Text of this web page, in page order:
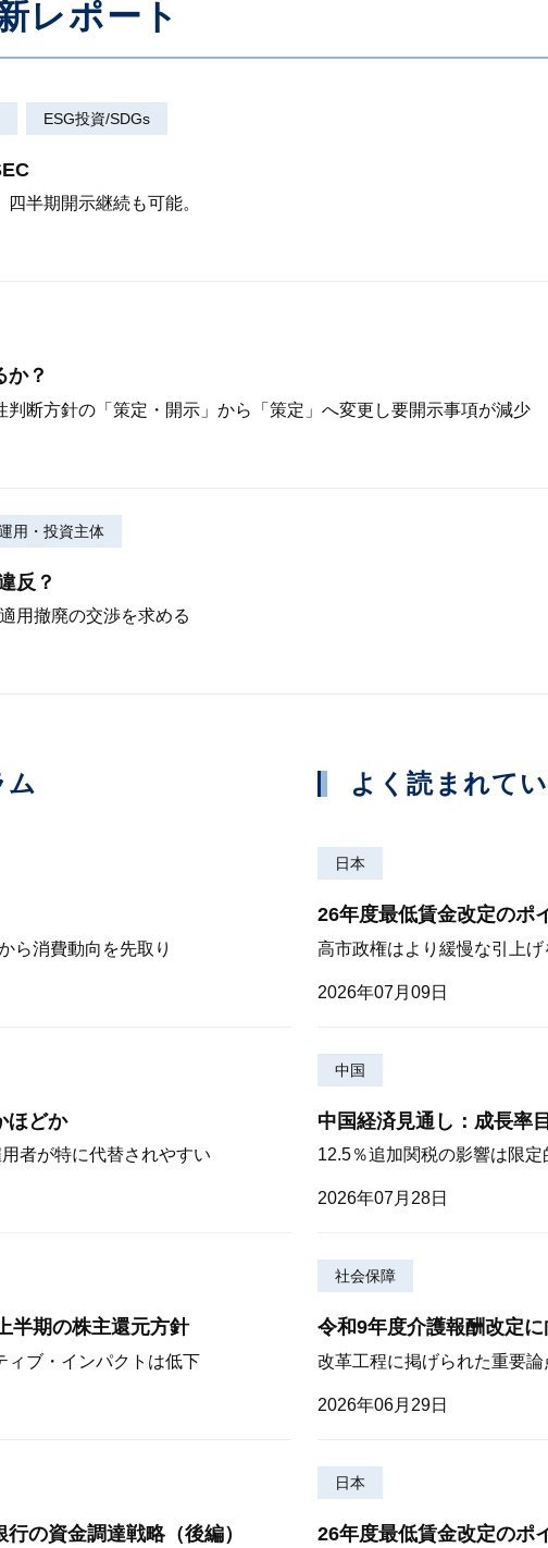
レポート
ESG投資/SDGs
半期開示継続も可能。
か？
断方針の「策定・開示」から「策定」へ変更し要開示事項が減少
用・投資主体
反？
用撤廃の交渉を求める
ム
ら消費動向を先取り
ほどか
者が特に代替されやすい
半期の株主還元方針
ィブ・インパクトは低下
の資金調達戦略（後編）
よく読まれて
日本
26年度最低賃金改定のポ
高市政権はより緩慢な引上
2026年07月09日
中国
中国経済見通し：成長率
12.5％追加関税の影響は限
2026年07月28日
社会保障
令和9年度介護報酬改定
改革工程に掲げられた重要
2026年06月29日
日本
26年度最低賃金改定のポ